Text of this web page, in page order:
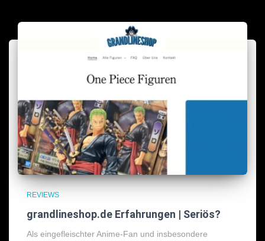
REVIEWS
grandlineshop.de Erfahrungen | Seriös?
Als eingefleischter Anime-Fan und insbesondere